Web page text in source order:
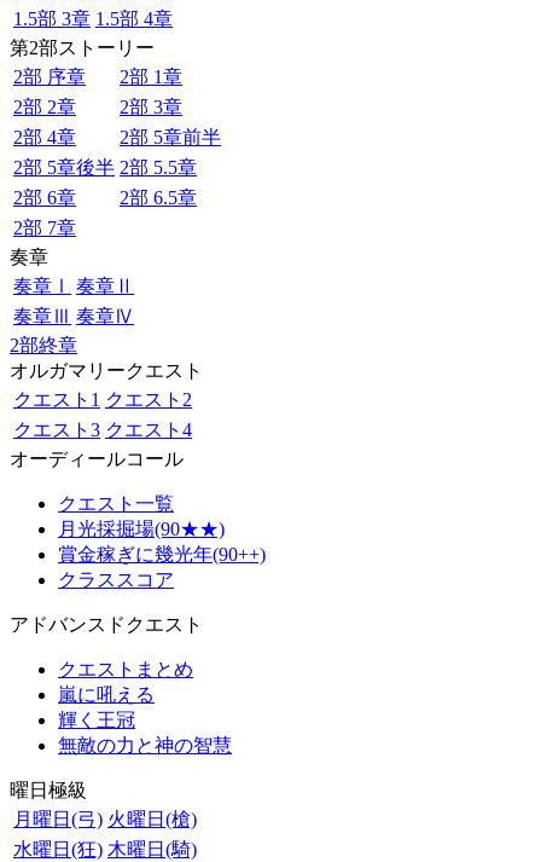
1.5部 3章 1.5部 4章
第2部ストーリー
2部 序章
2部 1章
2部 2章
2部 3章
2部 4章
2部 5章前半
2部 5章後半 2部 5.5章
2部 6章
2部 6.5章
2部 7章
奏章
奏章Ⅰ
奏章Ⅱ
奏章Ⅲ 奏章Ⅳ
2部終章
オルガマリークエスト
クエスト1 クエスト2
クエスト3 クエスト4
オーディールコール
クエスト一覧
月光採掘場(90★★)
賞金稼ぎに幾光年(90++)
クラススコア
アドバンスドクエスト
クエストまとめ
嵐に吼える
輝く王冠
無敵の力と神の智慧
曜日極級
月曜日(弓) 火曜日(槍)
水曜日(狂) 木曜日(騎)